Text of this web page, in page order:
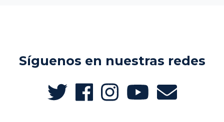
Síguenos en nuestras redes